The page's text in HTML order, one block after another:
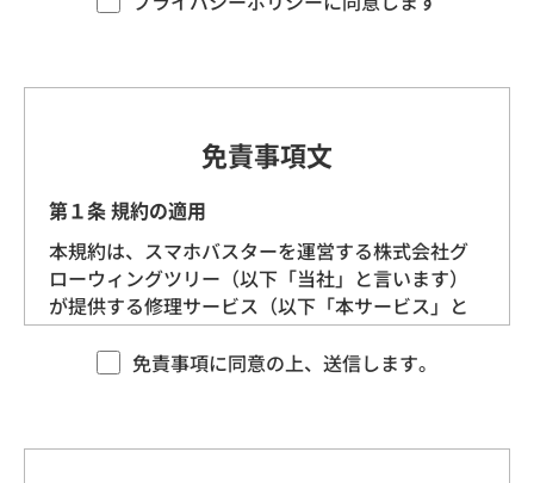
す。）を定めます。
第1条（プライバシー情報）
人情報保護法にいう「個人情報」を指すものと
し、生存する個人に関する情報であって、当該
号、連絡先その他の記述等により特定の個人を
識別できる情報を指します。
プライバシー情報のうち「履歴情報および特性
情報」とは、上記に定める「個人情報」以外の
免責事項文
第１条 規約の適用
本規約は、スマホバスターを運営する株式会社グ
ローウィングツリー（以下「当社」と言います）
が提供する修理サービス（以下「本サービス」と
言います）に適用される基本的な条件を定めるも
のです。 当社は、本規約に沿ってお客様に本サー
ご利用くださいますようお願いいたします。
免責事項に同意の上、送信します。